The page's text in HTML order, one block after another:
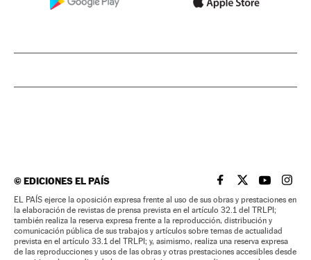
©EDICIONES EL PAÍS EL PAÍS BRASIL EN
EL PAÍSEL PAÍS
EL
EL PAÍS ejerce la oposición expresa frente al uso de sus obras y prestaciones en
la elaboración de revistas de prensa prevista en el artículo 32.1 del TRLPI;
también realiza la reserva expresa frente a la reproducción, distribución y
comunicación pública de sus trabajos y artículos sobre temas de actualidad
prevista en el artículo 33.1 del TRLPI; y, asimismo, realiza una reserva expresa
de las reproducciones y usos de las obras y otras prestaciones accesibles desde